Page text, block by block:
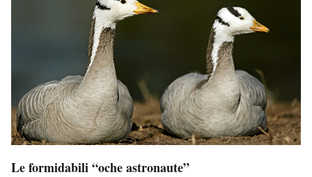
Le formidabili “oche astronaute”